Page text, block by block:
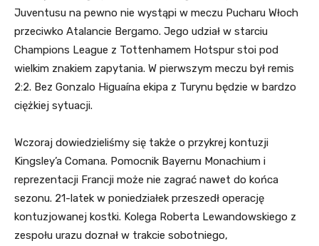
Juventusu na pewno nie wystąpi w meczu Pucharu Włoch
przeciwko Atalancie Bergamo. Jego udział w starciu
Champions League z Tottenhamem Hotspur stoi pod
wielkim znakiem zapytania. W pierwszym meczu był remis
2:2. Bez Gonzalo Higuaína ekipa z Turynu będzie w bardzo
ciężkiej sytuacji.
Wczoraj dowiedzieliśmy się także o przykrej kontuzji
Kingsley’a Comana. Pomocnik Bayernu Monachium i
reprezentacji Francji może nie zagrać nawet do końca
sezonu. 21-latek w poniedziałek przeszedł operację
kontuzjowanej kostki. Kolega Roberta Lewandowskiego z
zespołu urazu doznał w trakcie sobotniego,